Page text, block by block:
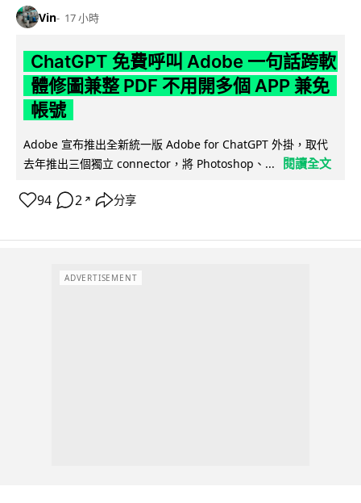
Vin 17 小時
ChatGPT 免費呼叫 Adobe 一句話跨軟
體修圖兼整 PDF 不用開多個 APP 兼免
帳號
Adobe 宣布推出全新統一版 Adobe for ChatGPT 外掛，取代
去年推出三個獨立 connector，將 Photoshop、...
閱讀全文
94 2 ↗ 分享
ADVERTISEMENT